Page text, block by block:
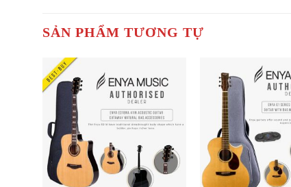
SẢN PHẨM TƯƠNG TỰ